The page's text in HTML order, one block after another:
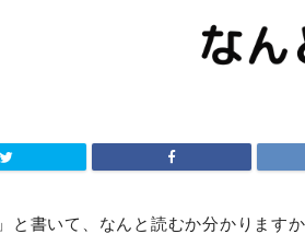
」と書いて、なんと読むか分かります